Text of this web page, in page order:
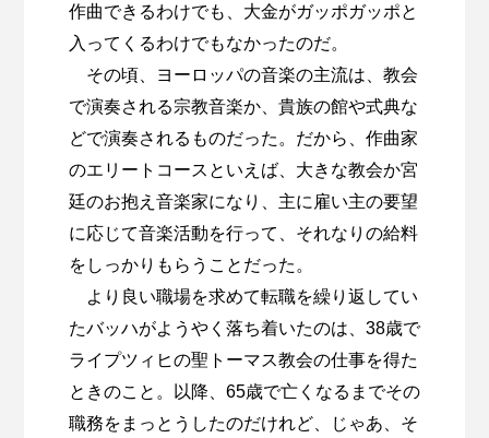
作曲できるわけでも、大金がガッポガッポと
入ってくるわけでもなかったのだ。
その頃、ヨーロッパの音楽の主流は、教会
で演奏される宗教音楽か、貴族の館や式典な
どで演奏されるものだった。だから、作曲家
のエリートコースといえば、大きな教会か宮
廷のお抱え音楽家になり、主に雇い主の要望
に応じて音楽活動を行って、それなりの給料
をしっかりもらうことだった。
より良い職場を求めて転職を繰り返してい
たバッハがようやく落ち着いたのは、38歳で
ライプツィヒの聖トーマス教会の仕事を得た
ときのこと。以降、65歳で亡くなるまでその
職務をまっとうしたのだけれど、じゃあ、そ